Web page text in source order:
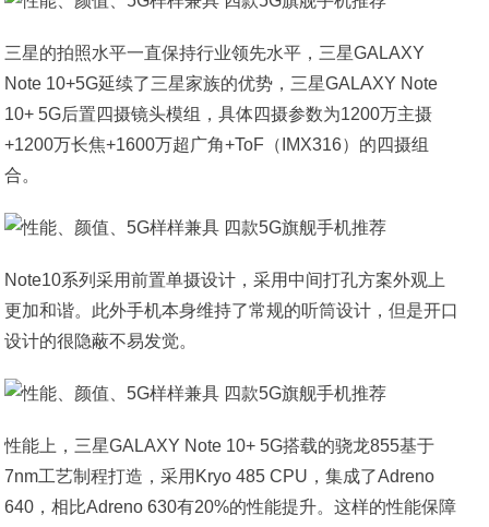
三星的拍照水平一直保持行业领先水平，三星GALAXY
Note 10+5G延续了三星家族的优势，三星GALAXY Note
10+ 5G后置四摄镜头模组，具体四摄参数为1200万主摄
+1200万长焦+1600万超广角+ToF（IMX316）的四摄组
合。
Note10系列采用前置单摄设计，采用中间打孔方案外观上
更加和谐。此外手机本身维持了常规的听筒设计，但是开口
设计的很隐蔽不易发觉。
性能上，三星GALAXY Note 10+ 5G搭载的骁龙855基于
7nm工艺制程打造，采用Kryo 485 CPU，集成了Adreno
640，相比Adreno 630有20%的性能提升。这样的性能保障